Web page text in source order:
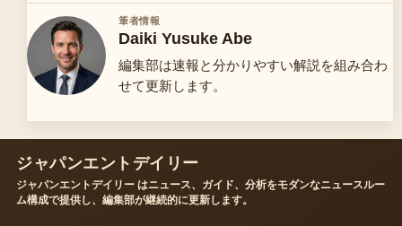
筆者情報
Daiki Yusuke Abe
編集部は速報と分かりやすい解説を組み合わ
せて更新します。
ジャパンエントデイリー
ジャパンエントデイリー はニュース、ガイド、分析をモダンなニュースルー
ム構成で提供し、編集部が継続的に更新します。